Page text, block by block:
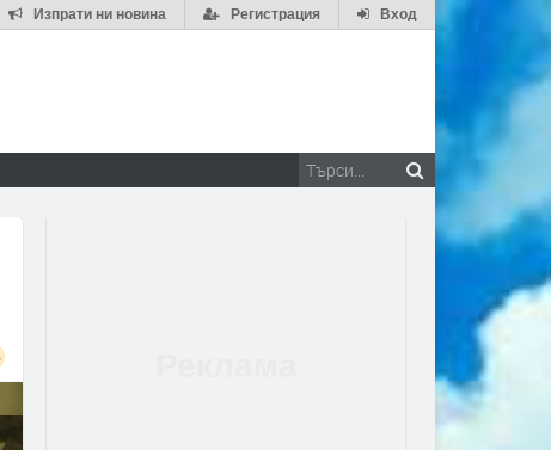
Вход
Регистрация
Изпрати ни новина